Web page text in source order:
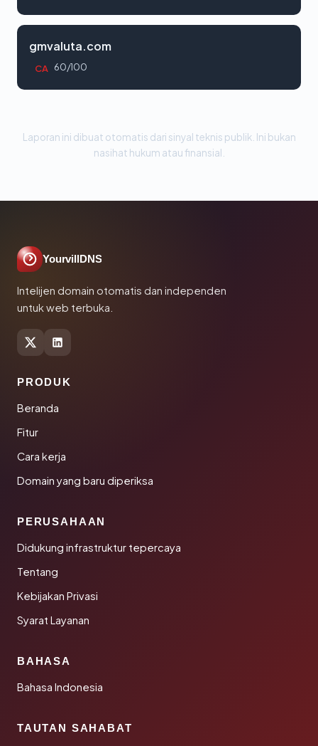
gmvaluta.com
CA 60/100
Laporan ini dibuat otomatis dari sinyal teknis publik. Ini bukan
nasihat hukum atau finansial.
YourvillDNS
Intelijen domain otomatis dan independen
untuk web terbuka.
PRODUK
Beranda
Fitur
Cara kerja
Domain yang baru diperiksa
PERUSAHAAN
Didukung infrastruktur tepercaya
Tentang
Kebijakan Privasi
Syarat Layanan
BAHASA
Bahasa Indonesia
TAUTAN SAHABAT